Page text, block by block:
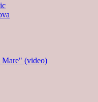
Mare" (video)